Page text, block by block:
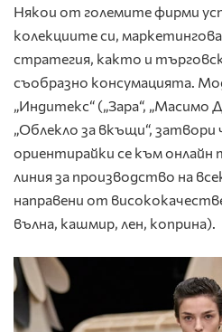
Някои от големите фирми
колекциите си,
стратегия, както и
съобразно консумацията.
„Индитекс“ („Зара“, „Масимо
„Облекло за вкъщи“,
ориентирайки се към онлайн
линия за производство на
направени от
вълна, кашмир, лен, коприна).